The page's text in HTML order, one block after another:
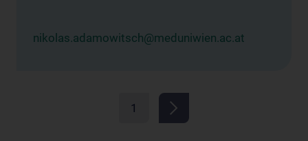
nikolas.adamowitsch@meduniwien.ac.at
1